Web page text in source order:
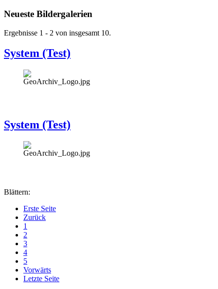
Neueste Bildergalerien
Ergebnisse 1 - 2 von insgesamt 10.
System (Test)
System (Test)
Blättern:
Erste Seite
Zurück
1
2
3
4
5
Vorwärts
Letzte Seite